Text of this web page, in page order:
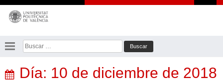
Saltar
contenido
Buscar:
Día: 10 de diciembre de 2018